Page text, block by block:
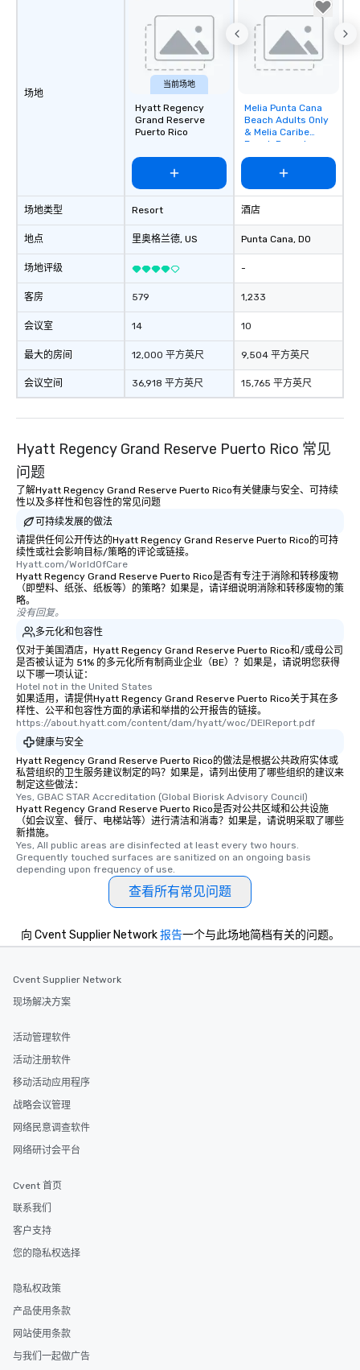
signature dishes at
Our affordable tours
person with tax and
included. The only
are drinks. However,
provides guests a
at various stops. Build Your Network
Our exclusive
ultimate networking
a typical sit-down
to engage the person
right of you. Because
place at multiple
walking in between,
down at each venue
traverse along the
ways to network, but
way to do so. Large Groups Welcome
Lip Smacking Foodie
groups, small or large.
as 500 guests,
a tour is stress-free
knowing that
booked to the minute
date any dietary
allergies for anyone
Smacking Foodie
group members
than desirable table.
immediate seating
What’s more, your
from the restaurant
transportation pick-
场地
场地类型
地点
场地评级
客房
会议室
最大的房间
会议空间
当前场地
Hyatt Regency
Grand Reserve
Puerto Rico
Resort
里奥格兰德, US
579
14
12,000 平方英尺
36,918 平方英尺
Removed from
favorites
Melia Punta Cana
Beach Adults Only
& Melia Caribe
Beach Resort
酒店
Punta Cana, DO
-
1,233
10
9,504 平方英尺
15,765 平方英尺
Hyatt Regency Grand Reserve Puerto Rico 常见
问题
了解Hyatt Regency Grand Reserve Puerto Rico有关健康与安全、可持续
性以及多样性和包容性的常见问题
可持续发展的做法
请提供任何公开传达的Hyatt Regency Grand Reserve Puerto Rico的可持
续性或社会影响目标/策略的评论或链接。
Hyatt.com/WorldOfCare
Hyatt Regency Grand Reserve Puerto Rico是否有专注于消除和转移废物
（即塑料、纸张、纸板等）的策略？如果是，请详细说明消除和转移废物的策
略。
没有回复。
多元化和包容性
仅对于美国酒店，Hyatt Regency Grand Reserve Puerto Rico和/或母公司
是否被认证为 51% 的多元化所有制商业企业（BE）？如果是，请说明您获得
以下哪一项认证：
Hotel not in the United States
如果适用，请提供Hyatt Regency Grand Reserve Puerto Rico关于其在多
样性、公平和包容性方面的承诺和举措的公开报告的链接。
https://about.hyatt.com/content/dam/hyatt/woc/DEIReport.pdf
健康与安全
Hyatt Regency Grand Reserve Puerto Rico的做法是根据公共政府实体或
私营组织的卫生服务建议制定的吗？如果是，请列出使用了哪些组织的建议来
制定这些做法：
Yes, GBAC STAR Accreditation (Global Biorisk Advisory Council)
Hyatt Regency Grand Reserve Puerto Rico是否对公共区域和公共设施
（如会议室、餐厅、电梯站等）进行清洁和消毒？如果是，请说明采取了哪些
新措施。
Yes, All public areas are disinfected at least every two hours.
Grequently touched surfaces are sanitized on an ongoing basis
depending upon frequency of use.
查看所有常见问题
向 Cvent Supplier Network报告一个与此场地简档有关的问题。
Cvent Supplier Network
现场解决方案
活动管理软件
活动注册软件
移动活动应用程序
战略会议管理
网络民意调查软件
网络研讨会平台
Cvent 首页
联系我们
客户支持
您的隐私权选择
隐私权政策
产品使用条款
网站使用条款
与我们一起做广告